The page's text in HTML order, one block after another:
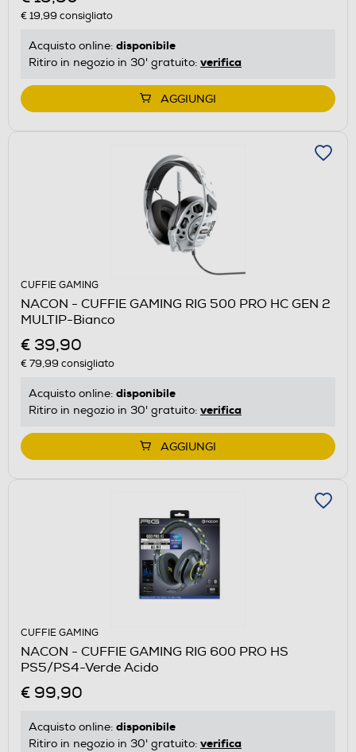
€ 19,99 consigliato
Acquisto online: disponibile
Ritiro in negozio in 30' gratuito: verifica
AGGIUNGI
CUFFIE GAMING
NACON - CUFFIE GAMING RIG 500 PRO HC GEN 2
MULTIP-Bianco
€ 39,90
€ 79,99 consigliato
Acquisto online: disponibile
Ritiro in negozio in 30' gratuito: verifica
AGGIUNGI
CUFFIE GAMING
NACON - CUFFIE GAMING RIG 600 PRO HS
PS5/PS4-Verde Acido
€ 99,90
Acquisto online: disponibile
Ritiro in negozio in 30' gratuito: verifica